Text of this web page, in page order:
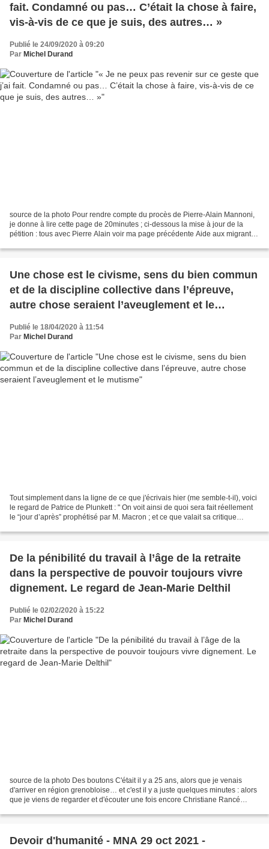
fait. Condamné ou pas… C’était la chose à faire,
vis-à-vis de ce que je suis, des autres… »
Publié le 24/09/2020 à 09:20
Par Michel Durand
source de la photo Pour rendre compte du procès de Pierre-Alain Mannoni,
je donne à lire cette page de 20minutes ; ci-dessous la mise à jour de la
pétition : tous avec Pierre Alain voir ma page précédente Aide aux migrants :
Une chose est le civisme, sens du bien commun
et de la discipline collective dans l’épreuve,
autre chose seraient l’aveuglement et le
mutisme
Publié le 18/04/2020 à 11:54
Par Michel Durand
Tout simplement dans la ligne de ce que j'écrivais hier (me semble-t-il), voici
le regard de Patrice de Plunkett : " On voit ainsi de quoi sera fait réellement
le “jour d’après” prophétisé par M. Macron ; et ce que valait sa critique
De la pénibilité du travail à l’âge de la retraite
dans la perspective de pouvoir toujours vivre
dignement. Le regard de Jean-Marie Delthil
Publié le 02/02/2020 à 15:22
Par Michel Durand
source de la photo Des boutons C'était il y a 25 ans, alors que je venais
d'arriver en région grenobloise… et c'est il y a juste quelques minutes : alors
que je viens de regarder et d'écouter une fois encore Christiane Rancé
Devoir d'humanité - MNA 29 oct 2021 -